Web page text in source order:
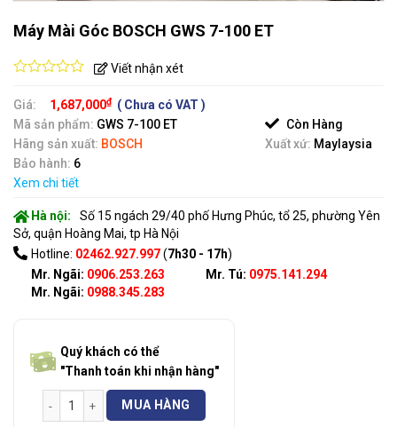
Máy Mài Góc BOSCH GWS 7-100 ET
out
of
5
Viết nhận xét
Giá: 1,687,000₫ ( Chưa có VAT )
Mã sản phẩm: GWS 7-100 ET
Còn Hàng
Hãng sản xuất: BOSCH Xuất xứ: Maylaysia
Bảo hành: 6
Xem chi tiết
Hà nội:
Số 15 ngách 29/40 phố Hưng Phúc, tổ 25, phường Yên
Sở, quận Hoàng Mai, tp Hà Nội
Hotline: 02462.927.997(7h30 - 17h)
Mr. Ngãi: 0906.253.263
Mr. Ngãi: 0988.345.283
Mr. Tú: 0975.141.294
Quý khách có thể
"Thanh toán khi nhận hàng"
Máy Mài Góc BOSCH GWS 7-100 ET số lượng
MUA HÀNG